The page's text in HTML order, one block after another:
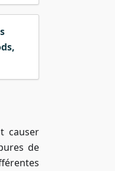
causer
de